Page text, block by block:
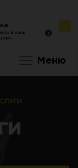
в наш
в наш
-
Меню
Ru